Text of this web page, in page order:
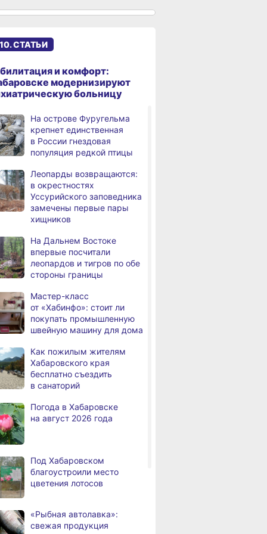
туристов
В Николаевске-на-Амуре
появится «умная»
спортивная площадка
в Хабаровском крае
в Хабаровском крае
В Хабаровском крае
высокотехнологичную
помощь получили более
Уровень Амура
у Хабаровска достиг 423
см, вода продолжает
В администрации
Хабаровска обсудили
использование средств
туристического налога
За сутки в Хабаровском
крае в 4 ДТП пострадали 10
человек
В Хабаровске из горящей
квартиры на Чехова
эвакуировали 6 человек
Хабаровского края
установился высокий класс
пожарной опасности
Хабаровского края
модернизировали 4G
возрождает
Дальневосточную студию
кинохроники
В команду крупного
издательского дома
СТАТЬИ
и комфорт:
модернизируют
больницу
На острове Фуругельма
крепнет единственная
в России гнездовая
популяция редкой птицы
Леопарды возвращаются:
в окрестностях
Уссурийского заповедника
замечены первые пары
хищников
На Дальнем Востоке
впервые посчитали
леопардов и тигров по обе
стороны границы
Мастер-класс
от «Хабинфо»: стоит ли
покупать промышленную
швейную машину для дома
Как пожилым жителям
Хабаровского края
бесплатно съездить
в санаторий
Погода в Хабаровске
на август 2026 года
Под Хабаровском
благоустроили место
цветения лотосов
«Рыбная автолавка»:
свежая продукция